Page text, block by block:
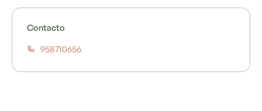
Contacto
958710656